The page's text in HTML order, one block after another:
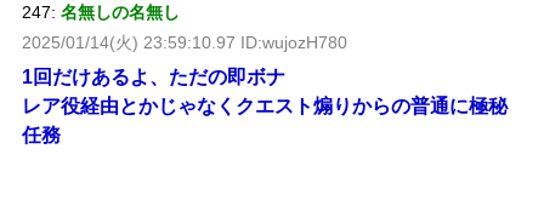
247: 名無しの名無し
2025/01/14(火) 23:59:10.97 ID:wujozH780
1回だけあるよ、ただの即ボナ
レア役経由とかじゃなくクエスト煽りからの普通に極秘
任務